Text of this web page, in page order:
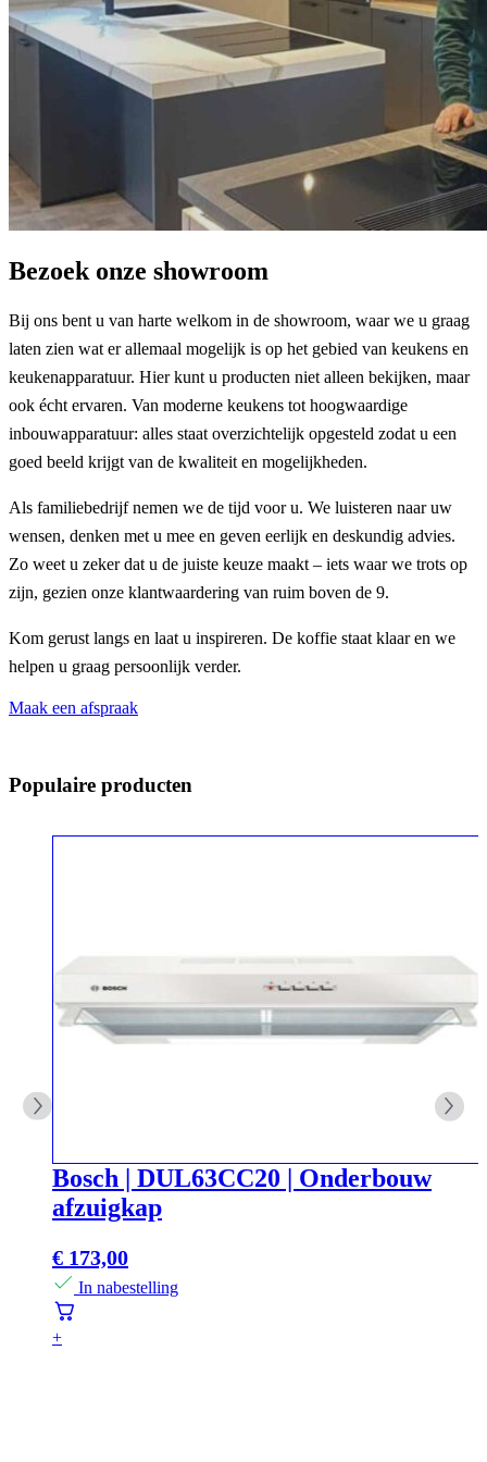
Bezoek onze showroom
Bij ons bent u van harte welkom in de showroom, waar we u graag
laten zien wat er allemaal mogelijk is op het gebied van keukens en
keukenapparatuur. Hier kunt u producten niet alleen bekijken, maar
ook écht ervaren. Van moderne keukens tot hoogwaardige
inbouwapparatuur: alles staat overzichtelijk opgesteld zodat u een
goed beeld krijgt van de kwaliteit en mogelijkheden.
Als familiebedrijf nemen we de tijd voor u. We luisteren naar uw
wensen, denken met u mee en geven eerlijk en deskundig advies.
Zo weet u zeker dat u de juiste keuze maakt – iets waar we trots op
zijn, gezien onze klantwaardering van ruim boven de 9.
Kom gerust langs en laat u inspireren. De koffie staat klaar en we
helpen u graag persoonlijk verder.
Maak een afspraak
Populaire producten
Bosch | DUL63CC20 | Onderbouw
afzuigkap
€ 173,00
In nabestelling
+